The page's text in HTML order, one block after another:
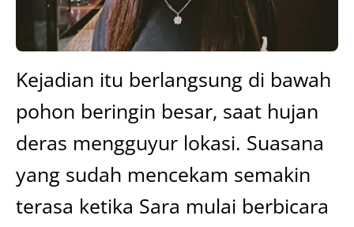
Kejadian itu berlangsung di bawah
pohon beringin besar, saat hujan
deras mengguyur lokasi. Suasana
yang sudah mencekam semakin
terasa ketika Sara mulai berbicara